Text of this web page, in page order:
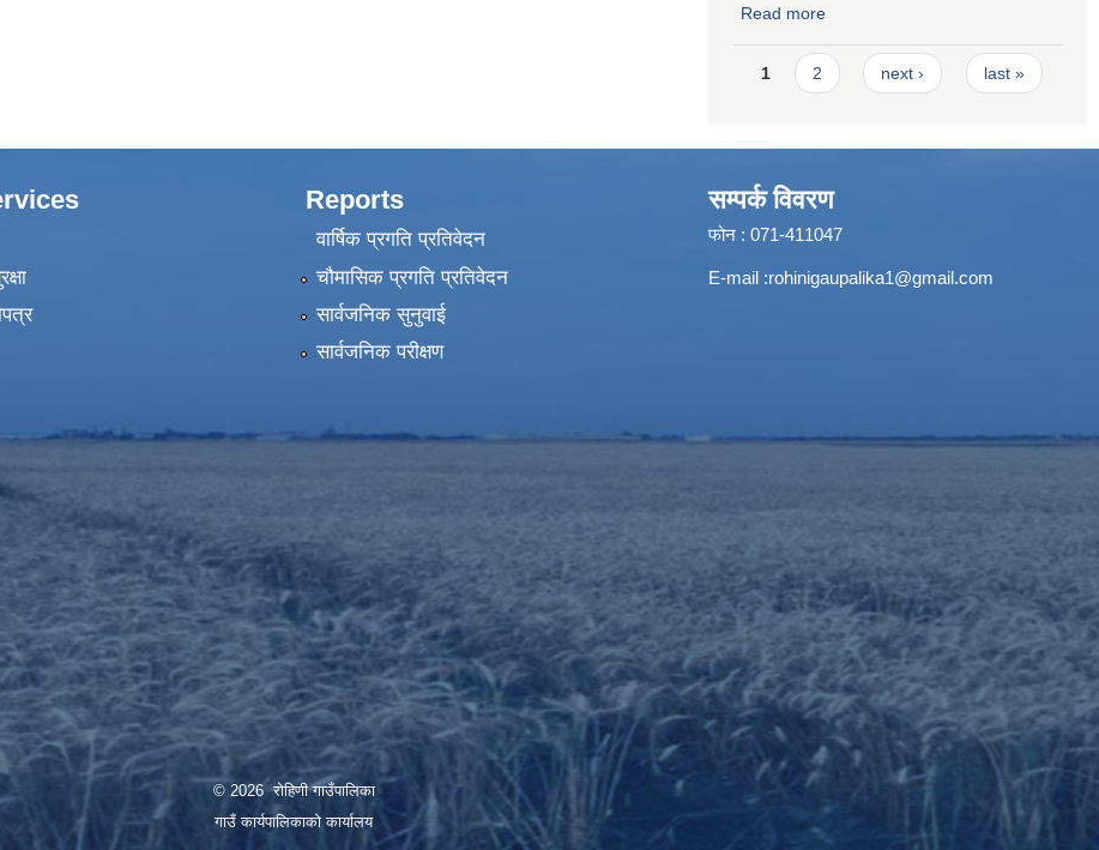
Read more
Hiring a Firm for Skill Development
Training Road Repair Maintenance
Pages
1 2 next › last »
Reports
वार्षिक प्रगति प्रतिवेदन
चौमासिक प्रगति प्रतिवेदन
सार्वजनिक सुनुवाई
सार्वजनिक परीक्षण
सम्पर्क विवरण
फोन : 071-411047
E-mail :rohinigaupalika1@gmail.com
© 2026 रोहिणी गाउँपालिका
गाउँ कार्यपालिकाको कार्यालय